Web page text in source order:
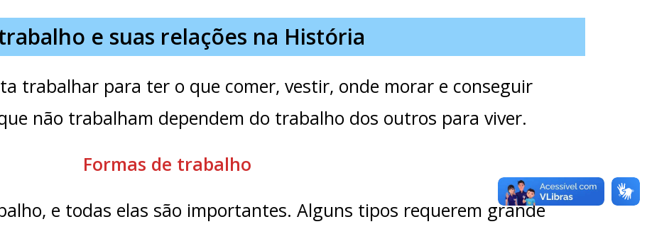
e suas relações na História
trabalhar para ter o que comer, vestir, onde morar e conseguir
não trabalham dependem do trabalho dos outros para viver.
Formas de trabalho
e todas elas são importantes. Alguns tipos requerem grande